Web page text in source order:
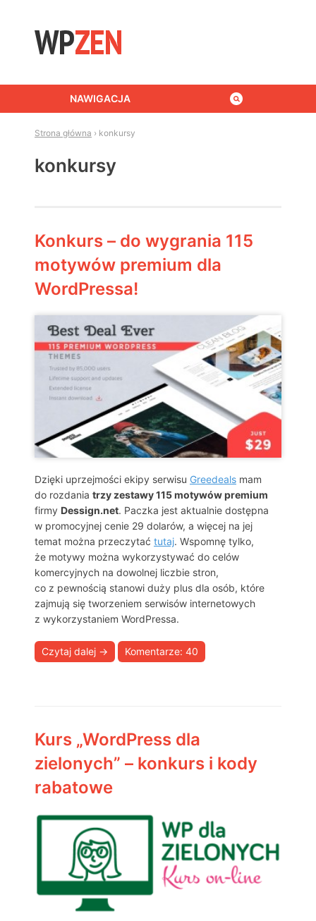
NAWIGACJA
Strona główna › konkursy
konkursy
Konkurs – do wygrania 115
motywów premium dla
WordPressa!
Dzięki uprzejmości ekipy serwisu Greedeals mam
do rozdania trzy zestawy 115 motywów premium
firmy Dessign.net. Paczka jest aktualnie dostępna
w promocyjnej cenie 29 dolarów, a więcej na jej
temat można przeczytać tutaj. Wspomnę tylko,
że motywy można wykorzystywać do celów
komercyjnych na dowolnej liczbie stron,
co z pewnością stanowi duży plus dla osób, które
zajmują się tworzeniem serwisów internetowych
z wykorzystaniem WordPressa.
Czytaj dalej → Komentarze: 40
Kurs „WordPress dla
zielonych” – konkurs i kody
rabatowe